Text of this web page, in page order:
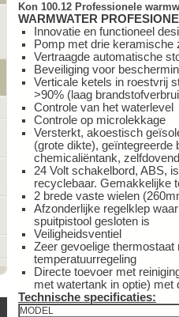
Kon 100.12 Professionele
WARMWATER
Innovatie en functioneel
Pomp met drie
Vertraagde automatische
Beveiliging voor
Verticale ketels in roestvrij
>90% (laag
Controle van het waterlevel
Controle op microlekkage
Versterkt, akoestisch
(grote dikte), geïntegreerde
chemicaliëntank,
24 Volt schakelbord, ABS,
recyclebaar. Gemakkelijke
2 brede vaste wielen
Afzonderlijke regelklep
spuitpistool gesloten is
Veiligheidsventiel
Zeer gevoelige
temperatuurregeling
Directe toevoer met
met watertank in optie) met
Technische specificaties:
MODEL